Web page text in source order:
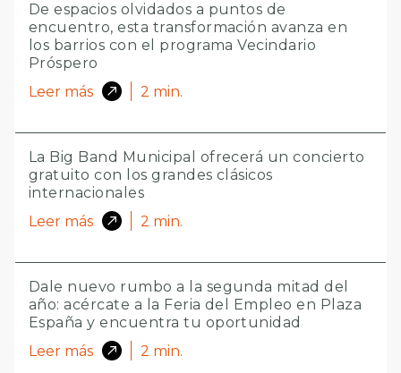
De espacios olvidados a puntos de
encuentro, esta transformación avanza en
los barrios con el programa Vecindario
Próspero
Leer más
2 min.
La Big Band Municipal ofrecerá un concierto
gratuito con los grandes clásicos
internacionales
Leer más
2 min.
Dale nuevo rumbo a la segunda mitad del
año: acércate a la Feria del Empleo en Plaza
España y encuentra tu oportunidad
Leer más
2 min.